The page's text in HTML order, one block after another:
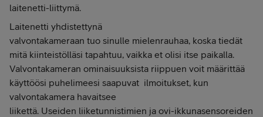
laitenetti-liittymä.
Laitenetti yhdistettynä
valvontakameraan tuo sinulle mielenrauhaa, koska tiedät
mitä kiinteistölläsi tapahtuu, vaikka et olisi itse paikalla.
Valvontakameran ominaisuuksista riippuen voit määrittää
käyttöösi puhelimeesi saapuvat ilmoitukset, kun
valvontakamera havaitsee
liikettä. Useiden liiketunnistimien ja ovi-ikkunasensoreiden